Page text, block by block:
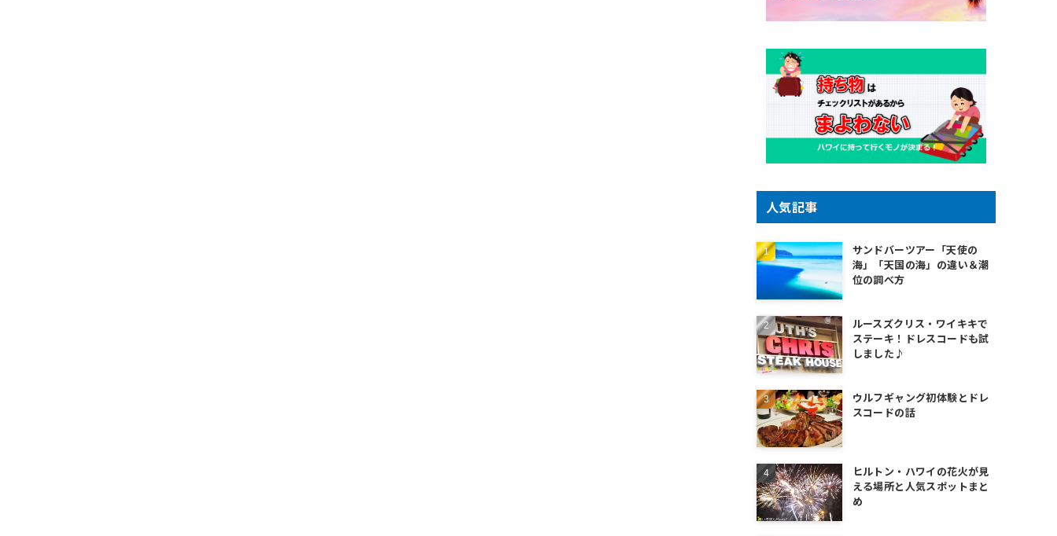
人気記事
サンドバーツアー「天使の
海」「天国の海」の違い＆潮
位の調べ方
ルースズクリス・ワイキキで
ステーキ！ドレスコードも試
しました♪
ウルフギャング初体験とドレ
スコードの話
ヒルトン・ハワイの花火が見
える場所と人気スポットまと
め